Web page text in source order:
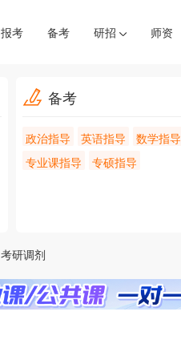
报考 备考 研招 师资
备考
政治指导 英语指导
数学指导
专业课指导
专硕指导
考研调剂